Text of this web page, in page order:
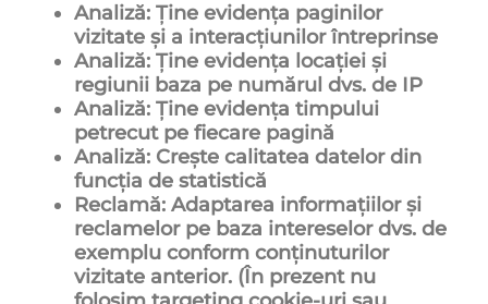
Analiză: Ține evidența paginilor
vizitate și a interacțiunilor întreprinse
Analiză: Ține evidența locației și
regiunii baza pe numărul dvs. de IP
Analiză: Ține evidența timpului
petrecut pe fiecare pagină
Analiză: Crește calitatea datelor din
funcția de statistică
Reclamă: Adaptarea informațiilor și
reclamelor pe baza intereselor dvs. de
exemplu conform conținuturilor
vizitate anterior. (În prezent nu